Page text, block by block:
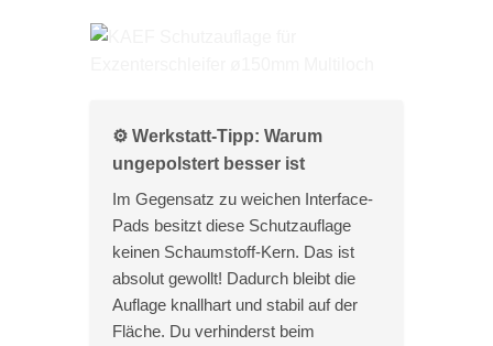
⚙️ Werkstatt-Tipp: Warum
ungepolstert besser ist
Im Gegensatz zu weichen Interface-
Pads besitzt diese Schutzauflage
keinen Schaumstoff-Kern. Das ist
absolut gewollt! Dadurch bleibt die
Auflage knallhart und stabil auf der
Fläche. Du verhinderst beim